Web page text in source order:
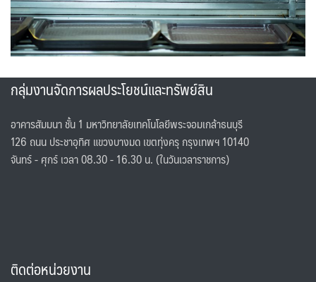
กลุ่มงานจัดการผลประโยชน์และทรัพย์สิน
อาคารสัมมนา ชั้น 1 มหาวิทยาลัยเทคโนโลยีพระจอมเกล้าธนบุรี
126 ถนน ประชาอุทิศ แขวงบางมด เขตทุ่งครุ กรุงเทพฯ 10140
จันทร์ - ศุกร์ เวลา 08.30 - 16.30 น. (ในวันเวลาราชการ)
ติดต่อหน่วยงาน